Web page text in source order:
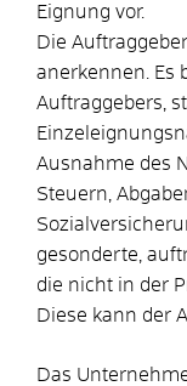
Eignung vor.
Die
anerkennen. Es
Auftraggebers,
Ausnahme des
Steuern,
gesonderte,
die nicht in der
Diese kann der
Das